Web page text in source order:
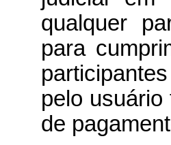
qualquer
para
pelo
de